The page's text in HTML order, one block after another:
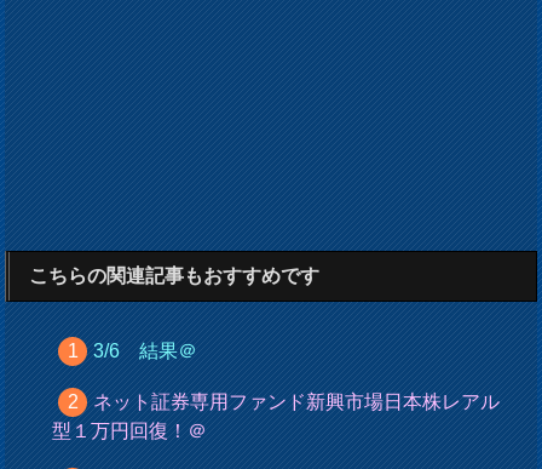
こちらの関連記事もおすすめです
3/6 結果＠
ネット証券専用ファンド新興市場日本株レアル
型１万円回復！＠